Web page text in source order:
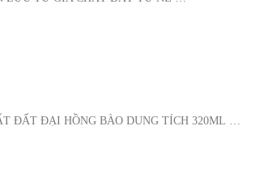
ĐẤT ĐẠI HỒNG BÀO DUNG TÍCH 320ML …